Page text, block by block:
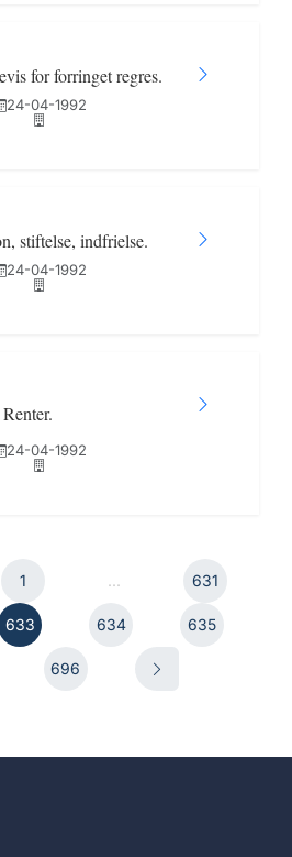
for forringet regres.
24-04-1992
stiftelse, indfrielse.
24-04-1992
24-04-1992
1 ... 631
633 634 635
696